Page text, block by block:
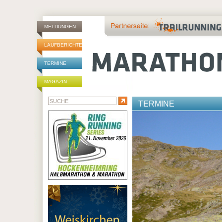
MELDUNGEN
LAUFBERICHTE
TERMINE
MAGAZIN
TERMINE